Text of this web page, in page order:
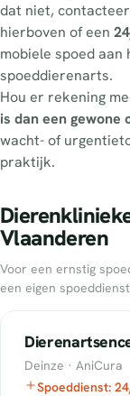
dat niet,
hierboven of een
mobiele spoed
spoeddierenarts.
Hou er rekening
is dan een gewone
wacht- of
praktijk.
Vlaanderen
Voor een ernstig
een eigen
Deinze · AniCura
Spoeddienst: